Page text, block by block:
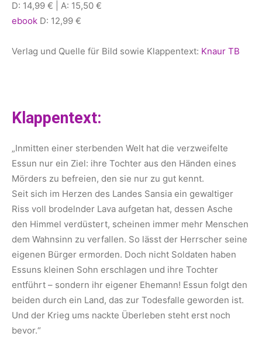
D: 14,99 € | A: 15,50 €
ebook D: 12,99 €
Verlag und Quelle für Bild sowie Klappentext: Knaur TB
Klappentext:
„Inmitten einer sterbenden Welt hat die verzweifelte
Essun nur ein Ziel: ihre Tochter aus den Händen eines
Mörders zu befreien, den sie nur zu gut kennt.
Seit sich im Herzen des Landes Sansia ein gewaltiger
Riss voll brodelnder Lava aufgetan hat, dessen Asche
den Himmel verdüstert, scheinen immer mehr Menschen
dem Wahnsinn zu verfallen. So lässt der Herrscher seine
eigenen Bürger ermorden. Doch nicht Soldaten haben
Essuns kleinen Sohn erschlagen und ihre Tochter
entführt – sondern ihr eigener Ehemann! Essun folgt den
beiden durch ein Land, das zur Todesfalle geworden ist.
Und der Krieg ums nackte Überleben steht erst noch
bevor.“